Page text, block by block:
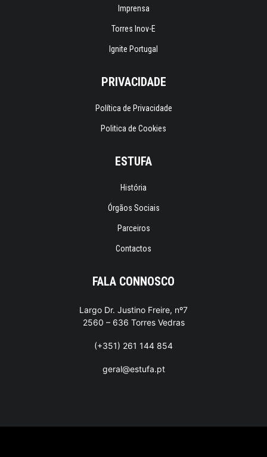
Imprensa
Torres Inov-E
Ignite Portugal
PRIVACIDADE
Política de Privacidade
Politica de Cookies
ESTUFA
História
Órgãos Sociais
Parceiros
Contactos
FALA CONNOSCO
Largo Dr. Justino Freire, nº7
2560 – 636 Torres Vedras
(+351) 261 144 854
geral@estufa.pt